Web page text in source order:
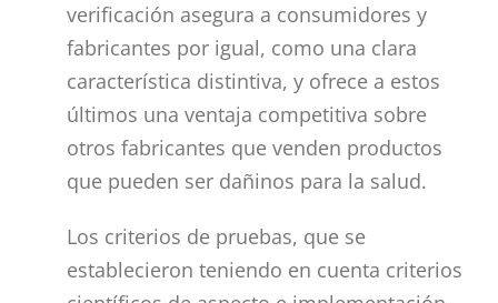
verificación asegura a consumidores y
fabricantes por igual, como una clara
característica distintiva, y ofrece a estos
últimos una ventaja competitiva sobre
otros fabricantes que venden productos
que pueden ser dañinos para la salud.
Los criterios de pruebas, que se
establecieron teniendo en cuenta criterios